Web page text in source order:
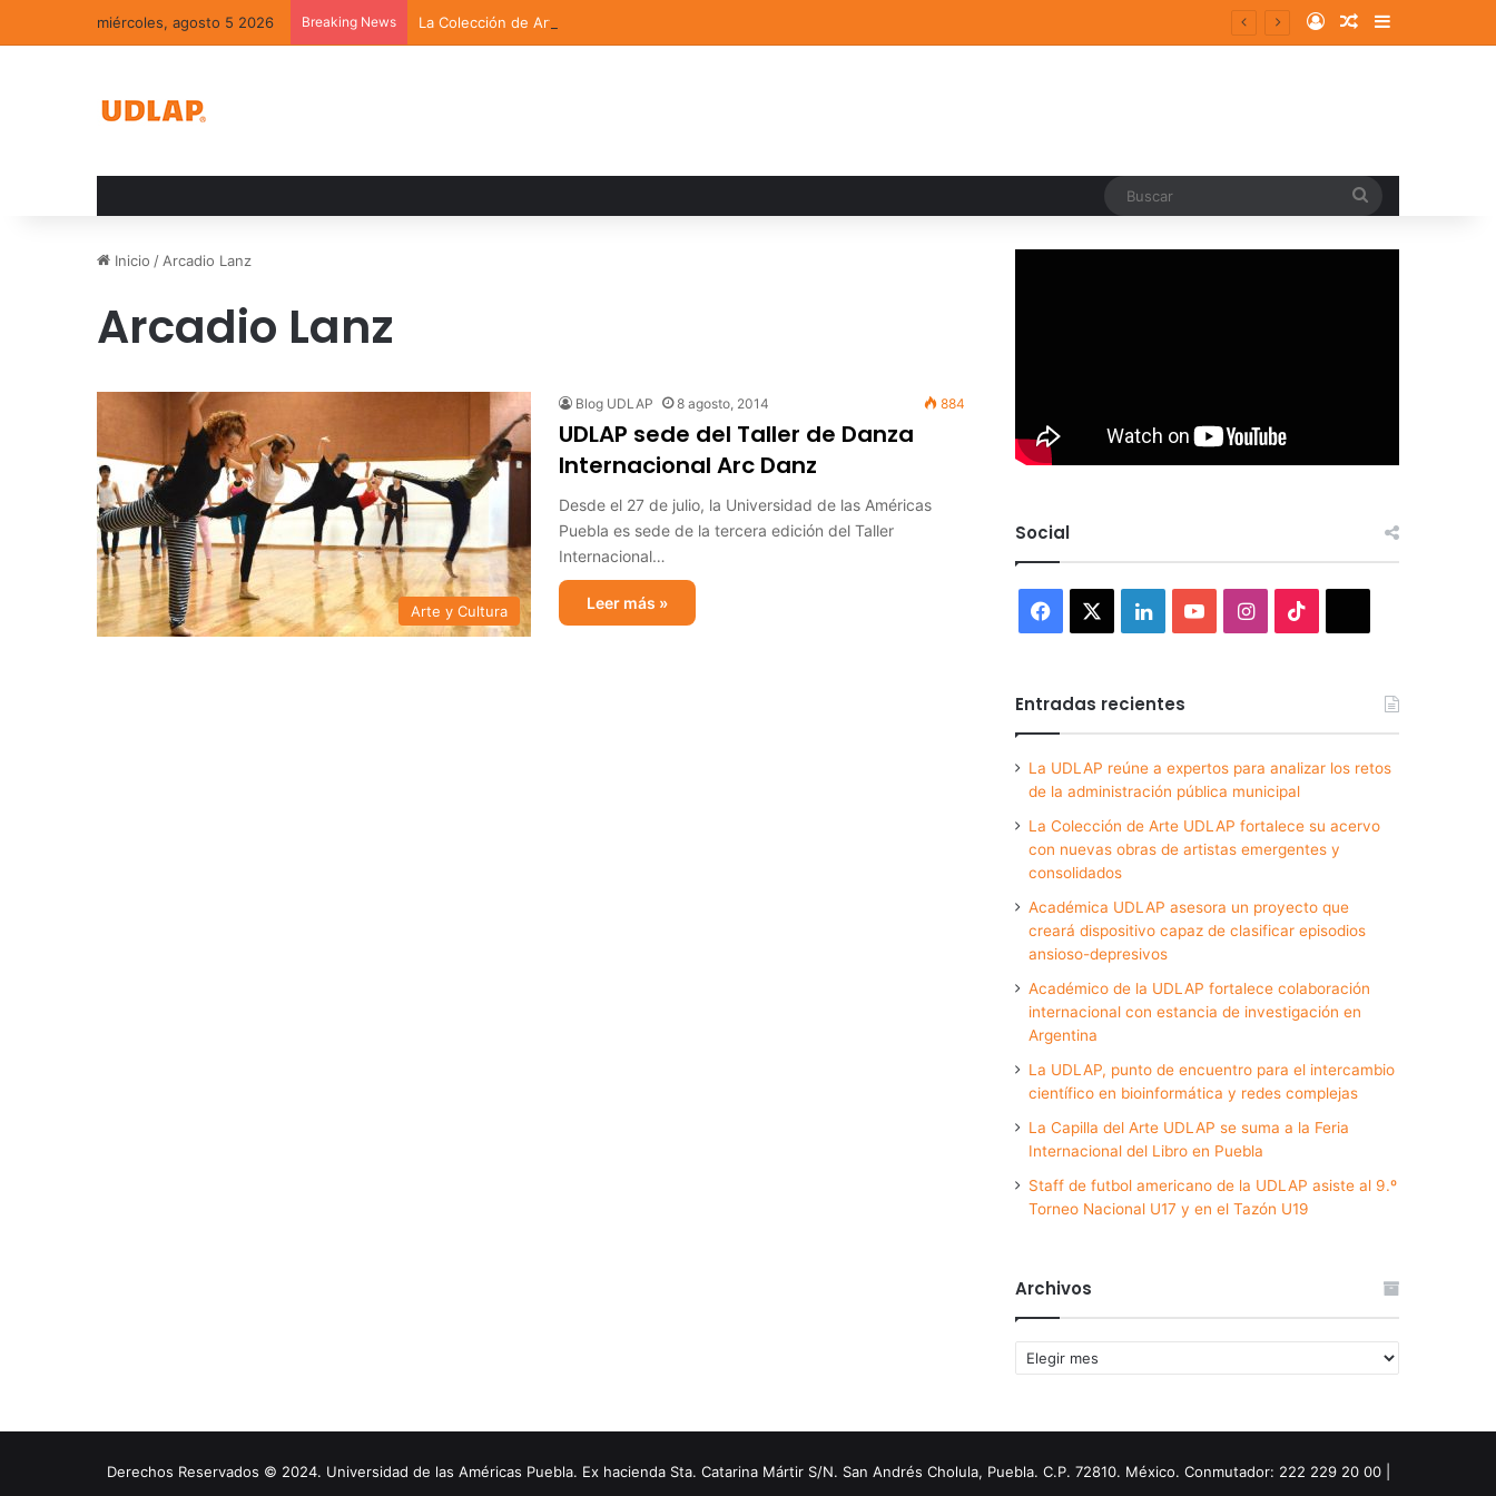
miércoles, agosto 5 2026 Breaking News La Colección de Arte UDLAP fortalece su acervo con nuevas obras de artistas emergentes y consolidados Log InRandom Article
Sidebar
Inicio / Arcadio Lanz
Arcadio Lanz
Arte y Cultura
Blog UDLAP 8 agosto, 2014 884
UDLAP sede del Taller de Danza
Internacional Arc Danz
Desde el 27 de julio, la Universidad de las Américas
Puebla es sede de la tercera edición del Taller
Internacional…
Leer más »
Social
Facebook LinkedInYouTubeInstagram
Entradas recientes
La UDLAP reúne a expertos para analizar los retos
de la administración pública municipal
La Colección de Arte UDLAP fortalece su acervo
con nuevas obras de artistas emergentes y
consolidados
Académica UDLAP asesora un proyecto que
creará dispositivo capaz de clasificar episodios
ansioso-depresivos
Académico de la UDLAP fortalece colaboración
internacional con estancia de investigación en
Argentina
La UDLAP, punto de encuentro para el intercambio
científico en bioinformática y redes complejas
La Capilla del Arte UDLAP se suma a la Feria
Internacional del Libro en Puebla
Staff de futbol americano de la UDLAP asiste al 9.º
Torneo Nacional U17 y en el Tazón U19
Archivos
Archivos
Derechos Reservados © 2024. Universidad de las Américas Puebla. Ex hacienda Sta. Catarina Mártir S/N. San Andrés Cholula, Puebla. C.P. 72810. México. Conmutador: 222 229 20 00 |